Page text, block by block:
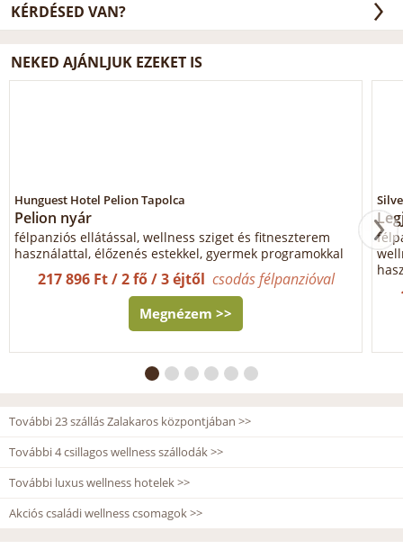
KÉRDÉSED VAN?
NEKED AJÁNLJUK EZEKET IS
Hunguest Hotel Pelion Tapolca
Pelion nyár
félpanziós ellátással, wellness sziget és fitneszterem
használattal, élőzenés estekkel, gyermek programokkal
217 896 Ft / 2 fő / 3 éjtől csodás félpanzióval
Megnézem >>
További 23 szállás Zalakaros központjában >>
További 4 csillagos wellness szállodák >>
További luxus wellness hotelek >>
Akciós családi wellness csomagok >>